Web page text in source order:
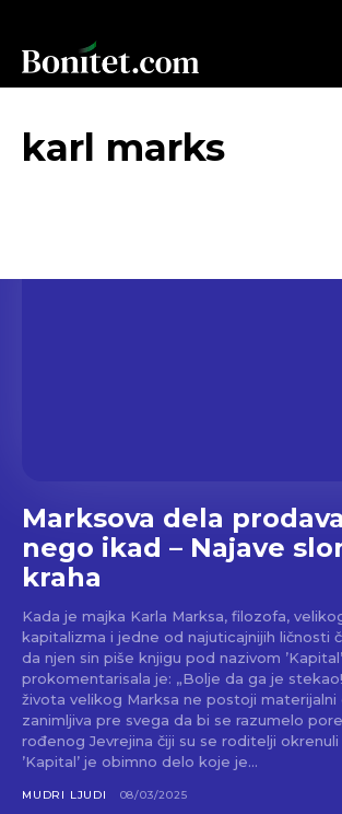
karl marks
Marksova dela
nego ikad – Najave
kraha
Kada je majka Karla Marksa, filozofa,
kapitalizma i jedne od najuticajnijih ličnosti
da njen sin piše knjigu pod nazivom
prokomentarisala je: „Bolje da ga je stekao!“ Za ovu crticu iz
života velikog Marksa ne postoji materijalni
zanimljiva pre svega da bi se razumelo
rođenog Jevrejina čiji su se roditelji
’Kapital’ je obimno delo koje je...
MUDRI LJUDI 08/03/2025